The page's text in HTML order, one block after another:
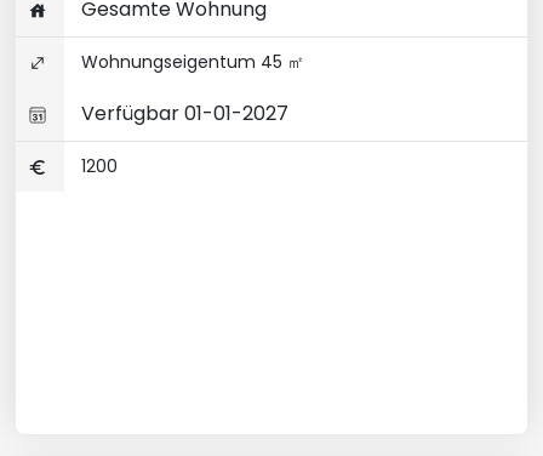
Gesamte Wohnung
Wohnungseigentum 45 ㎡
Verfügbar 01-01-2027
1200